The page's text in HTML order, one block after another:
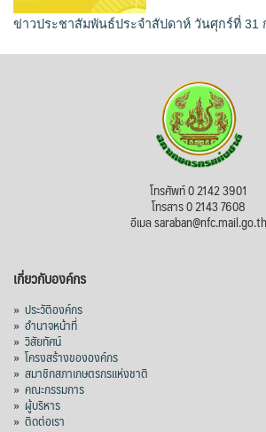
ข่าวประชาสัมพันธ์ประจำสัปดาห์ วันศุกร์ที่ 31
โทรศัพท์ 0 2142 3901
โทรสาร 0 2143 7608
อีเมล saraban@nfc.mail.go.th
เกี่ยวกับองค์กร
» ประวัติองค์กร
» อำนาจหน้าที่
» วิสัยทัศน์
» โครงสร้างขององค์กร
» สมาชิกสภาเกษตรกรแห่งชาติ
» คณะกรรมการ
» ผู้บริหาร
» ติดต่อเรา